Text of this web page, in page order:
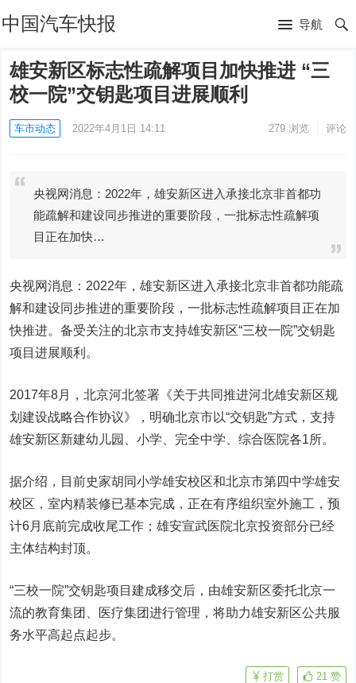
中国汽车快报 导航
雄安新区标志性疏解项目加快推进 “三
校一院”交钥匙项目进展顺利
车市动态 2022年4月1日 14:11 279浏览 评论
央视网消息：2022年，雄安新区进入承接北京非首都功
能疏解和建设同步推进的重要阶段，一批标志性疏解项
目正在加快…
央视网消息：2022年，雄安新区进入承接北京非首都功能疏
解和建设同步推进的重要阶段，一批标志性疏解项目正在加
快推进。备受关注的北京市支持雄安新区“三校一院”交钥匙
项目进展顺利。
2017年8月，北京河北签署《关于共同推进河北雄安新区规
划建设战略合作协议》，明确北京市以“交钥匙”方式，支持
雄安新区新建幼儿园、小学、完全中学、综合医院各1所。
据介绍，目前史家胡同小学雄安校区和北京市第四中学雄安
校区，室内精装修已基本完成，正在有序组织室外施工，预
计6月底前完成收尾工作；雄安宣武医院北京投资部分已经
主体结构封顶。
“三校一院”交钥匙项目建成移交后，由雄安新区委托北京一
流的教育集团、医疗集团进行管理，将助力雄安新区公共服
务水平高起点起步。
21 赞
打赏